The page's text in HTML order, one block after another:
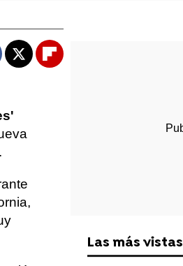
X Flipboard
Las más vistas